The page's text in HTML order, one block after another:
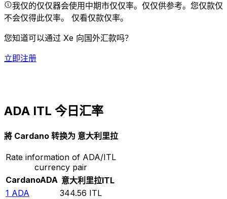
我仅的仅仅器会使用中期市仅仅率。仅仅供参考。您仅款仅
不会仅得此仅率。 仅看仅款仅率。
您知道可以通过 Xe 向国外汇款吗？
立即注册
ADA ITL 今日汇率
將 Cardano 转换为 意大利里拉
Rate information of ADA/ITL
currency pair
CardanoADA 意大利里拉ITL
1 ADA 344.56 ITL